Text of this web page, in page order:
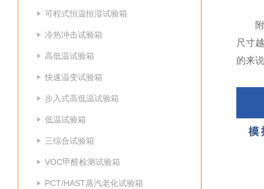
可程式恒温恒湿试验箱
冷热冲击试验箱
高低温试验箱
快速温变试验箱
步入式高低温试验箱
低温试验箱
三综合试验箱
VOC甲醛检测试验箱
PCT/HAST蒸汽老化试验箱
附加
尺寸
的来